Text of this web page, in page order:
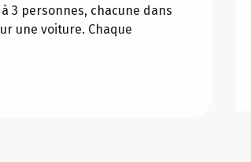
3 personnes, chacune dans
une voiture. Chaque